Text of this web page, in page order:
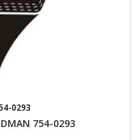
0293
754-0293